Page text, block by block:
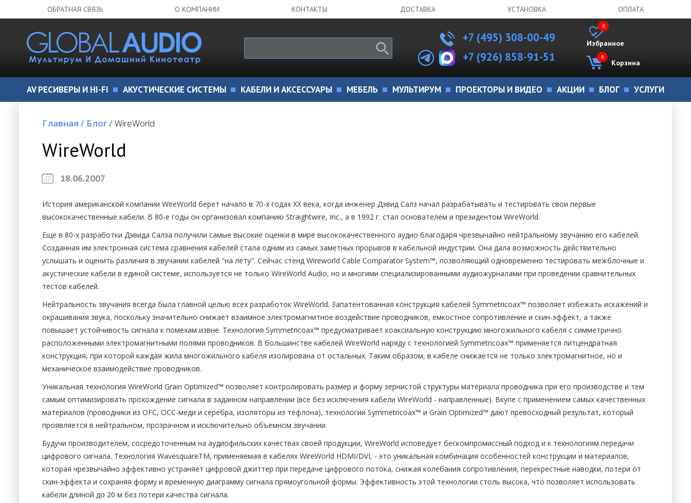
ОБРАТНАЯ СВЯЗЬ О КОМПАНИИ КОНТАКТЫ ДОСТАВКА УСТАНОВКА ОПЛАТА
+7 (495) 308-00-49
+7 (926) 858-91-51
Избранное
0
Корзина
0
AV РЕСИВЕРЫ И HI-FI АКУСТИЧЕСКИЕ СИСТЕМЫ КАБЕЛИ И АКСЕССУАРЫ МЕБЕЛЬ МУЛЬТИРУМ ПРОЕКТОРЫ И ВИДЕО АКЦИИ БЛОГ УСЛУГИ
Главная / Блог/WireWorld
WireWorld
18.06.2007
История американской компании WireWorld берет начало в 70-х годах XX века, когда инженер Дэвид Салз начал разрабатывать и тестировать свои первые
высококачественные кабели. В 80-е годы он организовал компанию Straightwire, Inc., а в 1992 г. стал основателем и президентом WireWorld.
Еще в 80-х разработки Дэвида Салза получили самые высокие оценки в мире высококачественного аудио благодаря чрезвычайно нейтральному звучанию его кабелей.
Созданная им электронная система сравнения кабелей стала одним из самых заметных прорывов в кабельной индустрии. Она дала возможность действительно
услышать и оценить различия в звучании кабелей "на лету". Сейчас стенд Wireworld Cable Comparator System™, позволяющий одновременно тестировать межблочные и
акустические кабели в единой системе, используется не только WireWorld Audio, но и многими специализированными аудиожурналами при проведении сравнительных
тестов кабелей.
Нейтральность звучания всегда была главной целью всех разработок WireWorld. Запатентованная конструкция кабелей Symmetricoax™ позволяет избежать искажений и
окрашивания звука, поскольку значительно снижает взаимное электромагнитное воздействие проводников, емкостное сопротивление и скин-эффект, а также
повышает устойчивость сигнала к помехам извне. Технология Symmetricoax™ предусматривает коаксиальную конструкцию многожильного кабеля с симметрично
расположенными электромагнитными полями проводников. В большинстве кабелей WireWorld наряду с технологией Symmetricoax™ применяется литцендратная
конструкция, при которой каждая жила многожильного кабеля изолирована от остальных. Таким образом, в кабеле снижается не только электромагнитное, но и
механическое взаимодействие проводников.
Уникальная технология WireWorld Grain Optimized™ позволяет контролировать размер и форму зернистой структуры материала проводника при его производстве и тем
самым оптимизировать прохождение сигнала в заданном направлении (все без исключения кабели WireWorld - направленные). Вкупе с применением самых качественных
материалов (проводники из OFC, OCC-меди и серебра, изоляторы из тефлона), технологии Symmetricoax™ и Grain Optimized™ дают превосходный результат, который
проявляется в нейтральном, прозрачном и исключительно объемном звучании.
Будучи производителем, сосредоточенным на аудиофильских качествах своей продукции, WireWorld исповедует бескомпромиссный подход и к технологиям передачи
цифрового сигнала. Технология WavesquareTM, применяемая в кабелях WireWorld HDMI/DVI, - это уникальная комбинация особенностей конструкции и материалов,
которая чрезвычайно эффективно устраняет цифровой джиттер при передаче цифрового потока, снижая колебания сопротивления, перекрестные наводки, потери от
скин-эффекта и сохраняя форму и временную диаграмму сигнала прямоугольной формы. Эффективность этой технологии столь высока, что позволяет использовать
кабели длиной до 20 м без потери качества сигнала.